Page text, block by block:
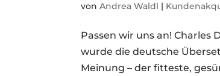
vonAndrea Waldl |
Passen wir uns an! Charles
wurde die deutsche
Meinung – der fitteste,